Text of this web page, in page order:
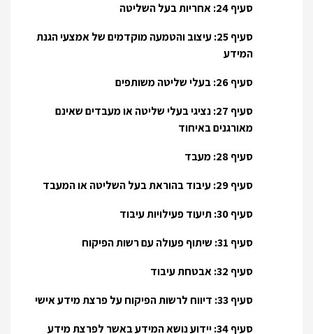
סעיף 24: אחריות בעל השליטה
סעיף 25: עיצוב והטמעה מוקדמים של אמצעי הגנת
המידע
סעיף 26: בעלי שליטה משותפים
סעיף 27: נציגי בעלי שליטה או מעבדים שאינם
מאורגנים באיחוד
סעיף 28: מעבד
סעיף 29: עיבוד בהוראת בעל השליטה או המעבד
סעיף 30: תיעוד פעילויות עיבוד
סעיף 31: שיתוף פעולה עם רשות הפיקוח
סעיף 32: אבטחת עיבוד
סעיף 33: דיווח לרשות הפיקוח על פרצת מידע אישי
סעיף 34: יידוע נושא המידע באשר לפרצת מידע